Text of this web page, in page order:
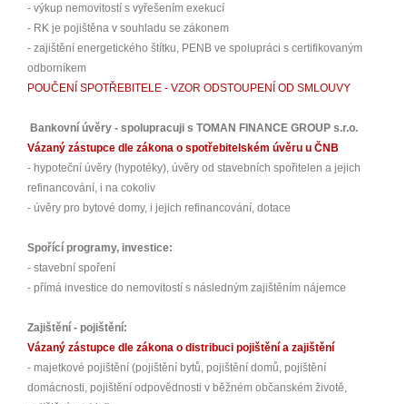
- výkup nemovitostí s vyřešením exekucí
- RK je pojištěna v souhladu se zákonem
- zajištění energetického štítku, PENB ve spolupráci s certifikovaným
odborníkem
POUČENÍ SPOTŘEBITELE - VZOR ODSTOUPENÍ OD SMLOUVY
Bankovní úvěry - spolupracuji s TOMAN FINANCE GROUP s.r.o.
Vázaný zástupce dle zákona o spotřebitelském úvěru u ČNB
- hypoteční úvěry (hypotéky), úvěry od stavebních spořitelen a jejich
refinancování, i na cokoliv
- úvěry pro bytové domy, i jejich refinancování, dotace
Spořící programy, investice:
- stavební spoření
- přímá investice do nemovitostí s následným zajištěním nájemce
Zajištění - pojištění:
Vázaný zástupce dle zákona o distribuci pojištění a zajištění
- majetkové pojištění (pojištění bytů, pojištění domů, pojištění
domácnosti, pojištění odpovědnosti v běžném občanském životě,